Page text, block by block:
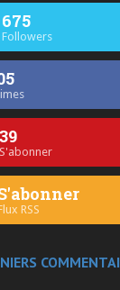
675
Followers
39
S'abonner
RSS